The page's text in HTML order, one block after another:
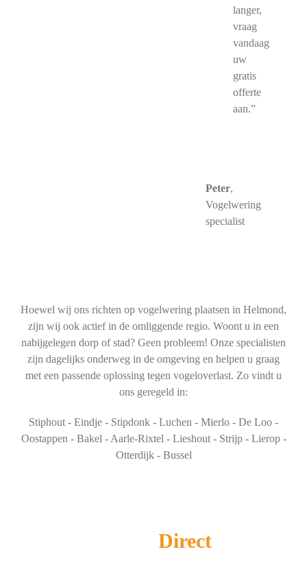
langer,
vraag
vandaag
uw
gratis
offerte
aan.”
Peter,
Vogelwering
specialist
Hoewel wij ons richten op vogelwering plaatsen in Helmond,
zijn wij ook actief in de omliggende regio. Woont u in een
nabijgelegen dorp of stad? Geen probleem! Onze specialisten
zijn dagelijks onderweg in de omgeving en helpen u graag
met een passende oplossing tegen vogeloverlast. Zo vindt u
ons geregeld in:
Stiphout - Eindje - Stipdonk - Luchen - Mierlo - De Loo -
Oostappen - Bakel - Aarle-Rixtel - Lieshout - Strijp - Lierop -
Otterdijk - Bussel
Direct